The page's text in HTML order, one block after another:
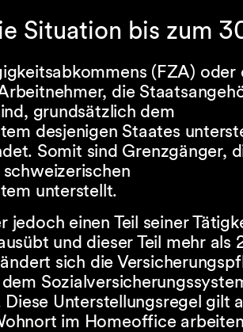
Situation bis zum
(FZA) oder
die
grundsätzlich dem
desjenigen Staates
Somit sind Grenzgänger,
unterstellt.
jedoch einen Teil seiner
und dieser Teil mehr als
sich die
Unterstellungsregel gilt
im Homeoffice